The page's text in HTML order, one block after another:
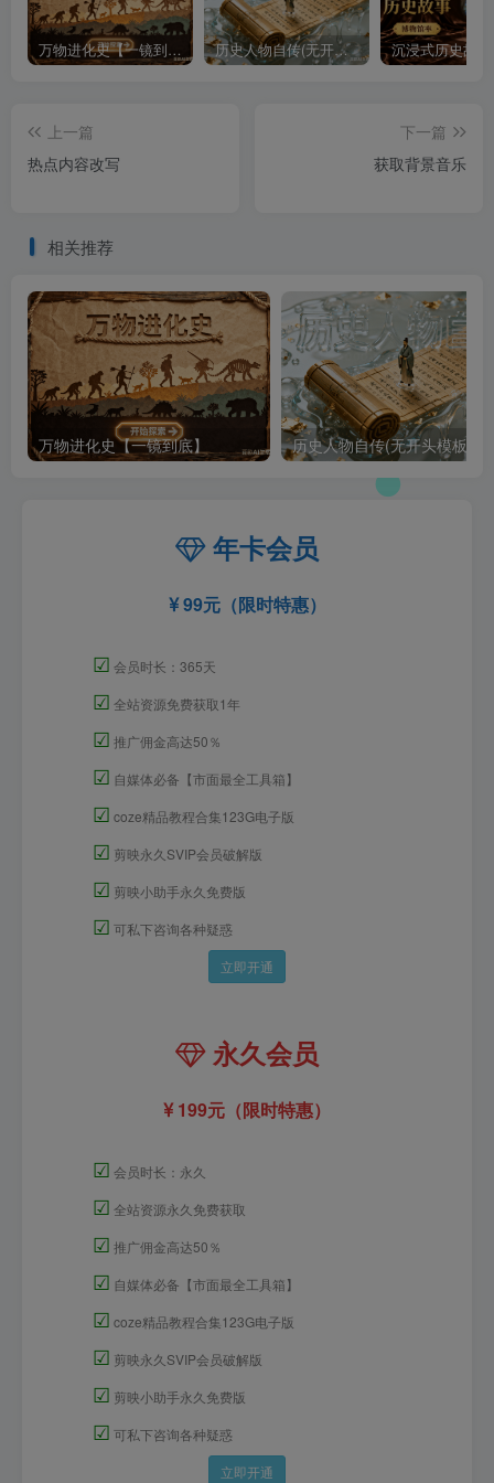
万物进化史【一镜到底】 历史人物自传(无开头模板)
上一篇
热点内容改写
下一篇
获取背景音乐
相关推荐
万物进化史【一镜到底】 历史人物自传(无开头模板)
年卡会员
99元（限时特惠）
☑ 会员时长：365天
☑ 全站资源免费获取1年
☑ 推广佣金高达50％
☑ 自媒体必备【市面最全工具箱】
☑ coze精品教程合集123G电子版
☑ 剪映永久SVIP会员破解版
☑ 剪映小助手永久免费版
☑ 可私下咨询各种疑惑
立即开通
永久会员
199元（限时特惠）
☑ 会员时长：永久
☑ 全站资源永久免费获取
☑ 推广佣金高达50％
☑ 自媒体必备【市面最全工具箱】
☑ coze精品教程合集123G电子版
☑ 剪映永久SVIP会员破解版
☑ 剪映小助手永久免费版
☑ 可私下咨询各种疑惑
立即开通